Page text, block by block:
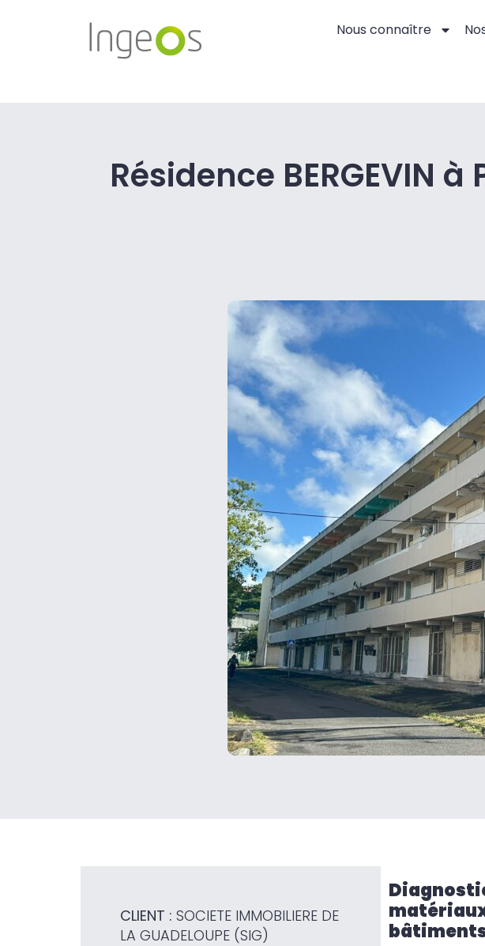
Nous connaître
Résidence BERGEVIN
CLIENT :SOCIETE IMMOBILIERE DE
LA GUADELOUPE (SIG)